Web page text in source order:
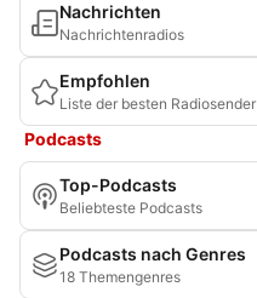
Nachrichten
Nachrichtenradios
Empfohlen
Liste der besten Radiosender
Podcasts
Top-Podcasts
Beliebteste Podcasts
Podcasts nach Genres
18 Themengenres